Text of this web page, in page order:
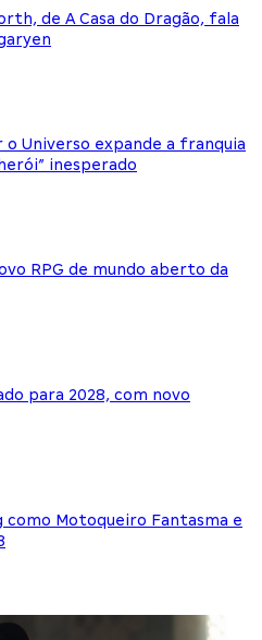
de A Casa do Dragão, fala
o Universo expande a franquia
inesperado
RPG de mundo aberto da
para 2028, com novo
como Motoqueiro Fantasma e